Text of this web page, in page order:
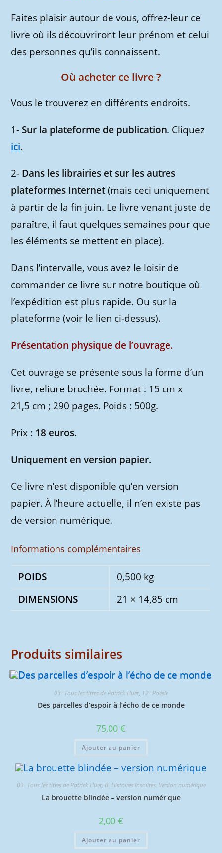
Faites plaisir autour de vous, offrez-leur ce
livre où ils découvriront leur prénom et celui
des personnes qu’ils connaissent.
Où acheter ce livre ?
Vous le trouverez en différents endroits.
1- Sur la plateforme de publication. Cliquez
ici.
2- Dans les librairies et sur les autres
plateformes Internet(mais ceci uniquement
à partir de la fin juin. Le livre venant juste de
paraître, il faut quelques semaines pour que
les éléments se mettent en place).
Dans l’intervalle, vous avez le loisir de
commander ce livre sur notre boutique où
l’expédition est plus rapide. Ou sur la
plateforme (voir le lien ci-dessus).
Présentation physique de l’ouvrage.
Cet ouvrage se présente sous la forme d’un
livre, reliure brochée. Format : 15 cm x
21,5 cm ; 290 pages. Poids : 500g.
Prix : 18 euros.
Uniquement en version papier.
Ce livre n’est disponible qu’en version
papier. À l’heure actuelle, il n’en existe pas
de version numérique.
Informations complémentaires
POIDS
0,500 kg
DIMENSIONS
21 × 14,85 cm
Produits similaires
03- Tous les titres de Patrick Huet, 12- Poésie
Des parcelles d’espoir à l’écho de ce monde
75,00 €
Ajouter au panier
03- Tous les titres de Patrick Huet, B- Histoires insolites. Version numérique
La brouette blindée – version numérique
2,00 €
Ajouter au panier